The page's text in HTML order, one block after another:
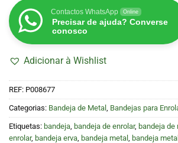
Contactos WhatsApp Online
Precisar de ajuda? Converse
conosco
Adicionar à Wishlist
REF: P008677
Categorias: Bandeja de Metal Bandejas para
Etiquetas: bandeja bandeja de enrolar, bandeja de
enrolar, bandeja erva bandeja metal bandeja